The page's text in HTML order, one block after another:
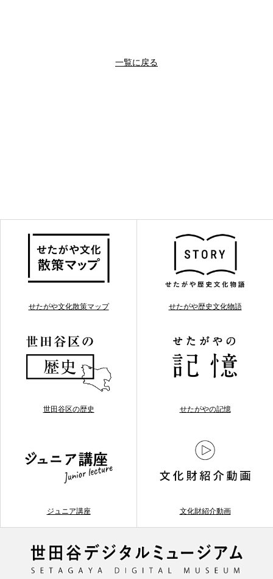
一覧に戻る
せたがや文化散策マップ せたがや歴史文化物語
世田谷区の歴史 せたがやの記憶
ジュニア講座 文化財紹介動画